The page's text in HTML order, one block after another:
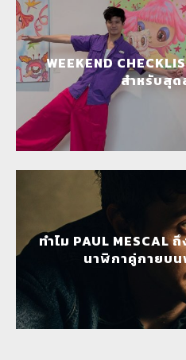
WEEKEND
สำหรับสุ
ทำไม PAUL MESCAL
นาฬิกาคู่กายบ